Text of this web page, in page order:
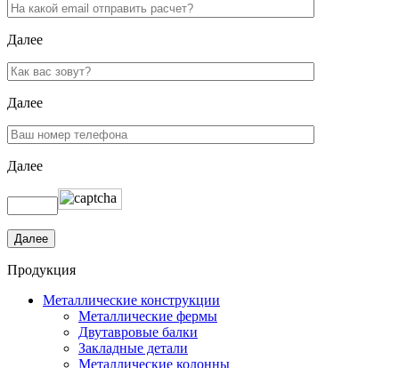
Далее
Далее
Далее
Продукция
Металлические конструкции
Металлические фермы
Двутавровые балки
Закладные детали
Металлические колонны